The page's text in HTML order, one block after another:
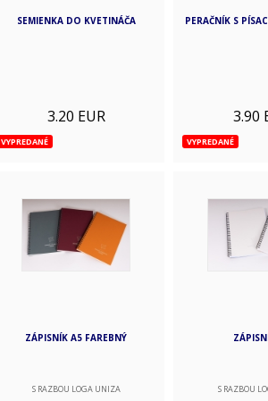
SEMIENKA DO KVETINÁČA
3.20 EUR
VYPREDANÉ
PERAČNÍK S
3.90
VYPREDANÉ
ZÁPISNÍK A5 FAREBNÝ
S RAZBOU LOGA UNIZA S RAZBOU